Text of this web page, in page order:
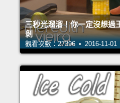
三秒光溜溜！你一定沒想過
剝
觀看次數：27396 • 2016-11-01